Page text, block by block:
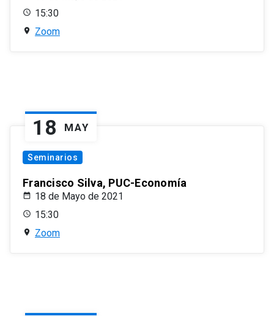
15:30
Zoom
18 MAY
Seminarios
Francisco Silva, PUC-Economía
18 de Mayo de 2021
15:30
Zoom